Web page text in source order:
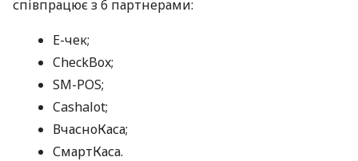
співпрацює з 6 партнерами:
E-чек;
CheckBox;
SM-POS;
Cashalot;
ВчасноКаса;
СмартКаса.